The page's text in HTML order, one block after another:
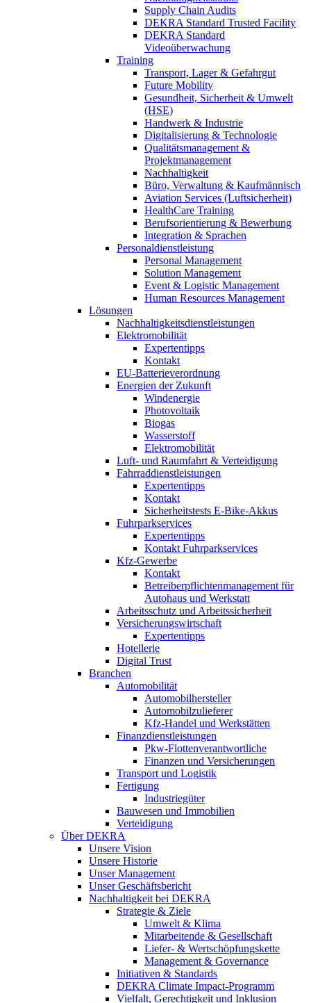
Supply Chain Audits
DEKRA Standard Trusted Facility
DEKRA Standard
Videoüberwachung
Training
Transport, Lager & Gefahrgut
Future Mobility
Gesundheit, Sicherheit & Umwelt
(HSE)
Handwerk & Industrie
Digitalisierung & Technologie
Qualitätsmanagement &
Projektmanagement
Nachhaltigkeit
Büro, Verwaltung & Kaufmännisch
Aviation Services (Luftsicherheit)
HealthCare Training
Berufsorientierung & Bewerbung
Integration & Sprachen
Personaldienstleistung
Personal Management
Solution Management
Event & Logistic Management
Human Resources Management
Lösungen
Nachhaltigkeitsdienstleistungen
Elektromobilität
Expertentipps
Kontakt
EU-Batterieverordnung
Energien der Zukunft
Windenergie
Photovoltaik
Biogas
Wasserstoff
Elektromobilität
Luft- und Raumfahrt & Verteidigung
Fahrraddienstleistungen
Expertentipps
Kontakt
Sicherheitstests E-Bike-Akkus
Fuhrparkservices
Expertentipps
Kontakt Fuhrparkservices
Kfz-Gewerbe
Kontakt
Betreiberpflichtenmanagement für
Autohaus und Werkstatt
Arbeitsschutz und Arbeitssicherheit
Versicherungswirtschaft
Expertentipps
Hotellerie
Digital Trust
Branchen
Automobilität
Automobilhersteller
Automobilzulieferer
Kfz-Handel und Werkstätten
Finanzdienstleistungen
Pkw‑Flottenverantwortliche
Finanzen und Versicherungen
Transport und Logistik
Fertigung
Industriegüter
Bauwesen und Immobilien
Verteidigung
Über DEKRA
Unsere Vision
Unsere Historie
Unser Management
Unser Geschäftsbericht
Nachhaltigkeit bei DEKRA
Strategie & Ziele
Umwelt & Klima
Mitarbeitende & Gesellschaft
Liefer- & Wertschöpfungskette
Management & Governance
Initiativen & Standards
DEKRA Climate Impact-Programm
Vielfalt, Gerechtigkeit und Inklusion​